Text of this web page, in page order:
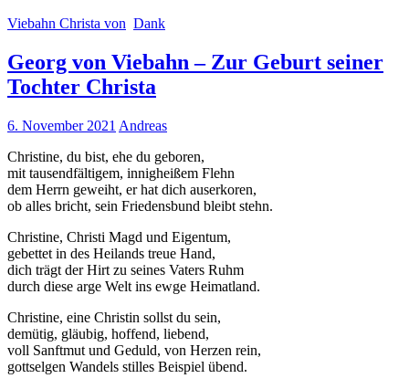
Viebahn Christa von Dank
Georg von Viebahn – Zur Geburt seiner
Tochter Christa
6. November 2021 Andreas
Christine, du bist, ehe du geboren,
mit tausendfältigem, innigheißem Flehn
dem Herrn geweiht, er hat dich auserkoren,
ob alles bricht, sein Friedensbund bleibt stehn.
Christine, Christi Magd und Eigentum,
gebettet in des Heilands treue Hand,
dich trägt der Hirt zu seines Vaters Ruhm
durch diese arge Welt ins ewge Heimatland.
Christine, eine Christin sollst du sein,
demütig, gläubig, hoffend, liebend,
voll Sanftmut und Geduld, von Herzen rein,
gottselgen Wandels stilles Beispiel übend.